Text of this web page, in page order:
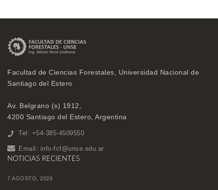
Facultad de Ciencias Forestales, Universidad Nacional de
Santiago del Estero
Av. Belgrano (s) 1912,
4200 Santiago del Estero, Argentina
Tel: +54-385-4509550
Email: info-fcf@unse.edu.ar
NOTICIAS RECIENTES
7 AGOSTO, 2026